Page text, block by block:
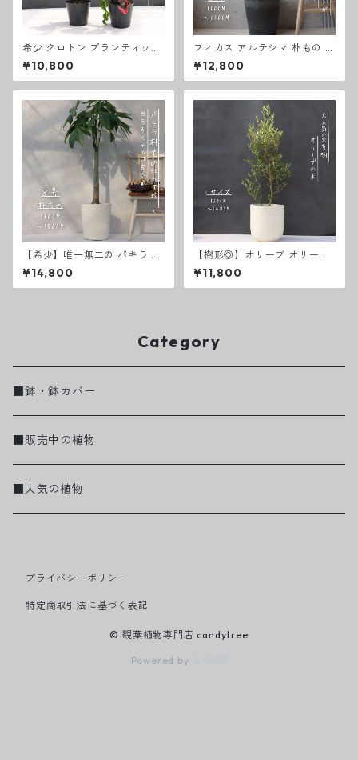
希少 クロトン プランティップ
prang thip 卓上サイズ 観葉植
物 熱帯植物 テーブルサイズ
¥10,800
フィカス アルテシマ 朴もの 仕
立て８号 アルテシーマ 観葉植
物 お祝い ギフト 開店祝い ラ
ッピング 無料 観葉植物 プレゼ
中元 お歳暮 熱帯植物 大型 フ
ィカス アルテシーマ
¥12,800
【希少】唯一無二の パキラ 朴
もの 仕立て８号 お祝い ギフト
開店祝い ラッピング 無料 観葉
植物 プレゼント ねじりパキラ
¥14,800
【樹形◎】オリーブ オリーブ
の木 8号 ひなかぜ 観葉植物 寒
さ暑さに強い 耐寒温度-5度
¥11,800
Category
■鉢・鉢カバー
■販売中の植物
■人気の植物
プライバシーポリシー
特定商取引法に基づく表記
© 観葉植物専門店 candytree
Powered by